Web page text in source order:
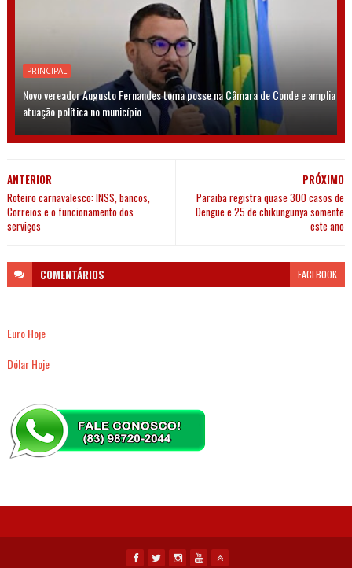
PRINCIPAL
Novo vereador Augusto Fernandes toma posse na Câmara de Conde e amplia
atuação política no município
PRÓXIMO
Paraiba registra quase 300 casos de
Dengue e 25 de chikungunya somente
este ano
ANTERIOR
Roteiro carnavalesco: INSS, bancos,
Correios e o funcionamento dos
serviços
COMENTÁRIOS FACEBOOK
Euro Hoje
Dólar Hoje